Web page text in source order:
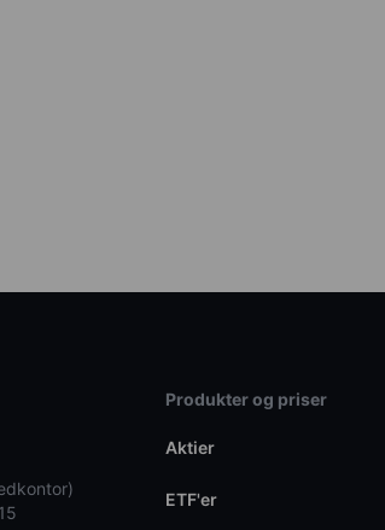
Produkter og priser
Aktier
ETF'er